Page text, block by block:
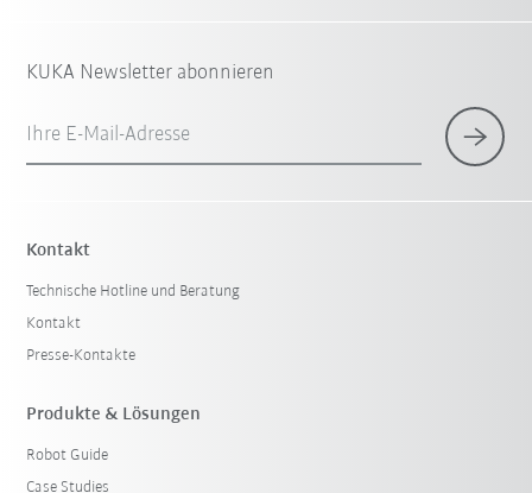
KUKA Newsletter abonnieren
Ihre E-Mail-Adresse
Kontakt
Technische Hotline und Beratung
Kontakt
Presse-Kontakte
Produkte & Lösungen
Robot Guide
Case Studies